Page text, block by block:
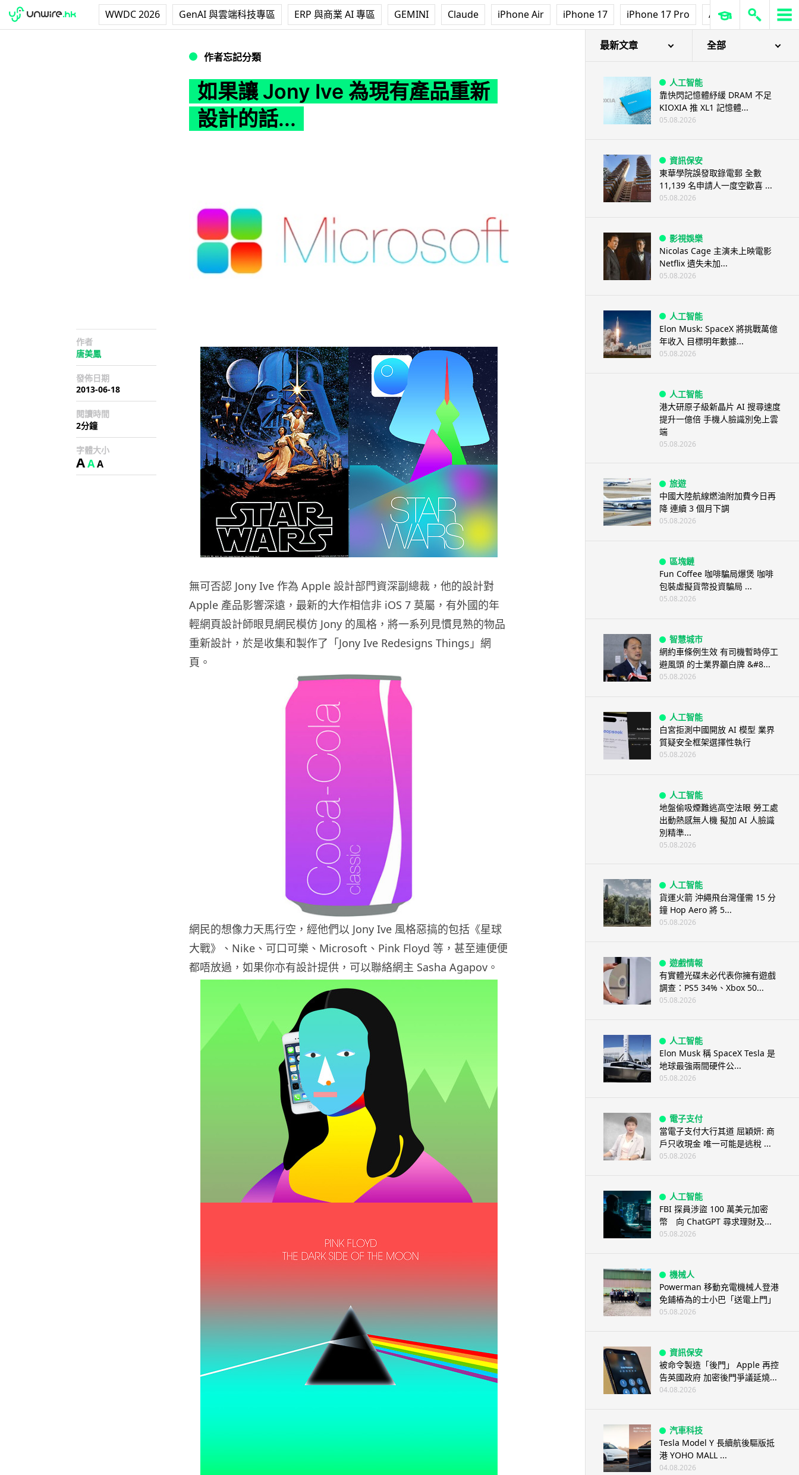
WWDC 2026 GenAI 與雲端科技專區 ERP 與商業 AI 專區 GEMINI Claude iPhone Air iPhone 17 iPhone 17 Pro AirPods Pro 3
作者忘記分類
如果讓 Jony Ive 為現有產品重新
設計的話...
作者
唐美鳳
發佈日期
2013-06-18
閱讀時間
2分鐘
字體大小
AAA
無可否認 Jony Ive 作為 Apple 設計部門資深副總裁，他的設計對
Apple 產品影響深遠，最新的大作相信非 iOS 7 莫屬，有外國的年
輕網頁設計師眼見網民模仿 Jony 的風格，將一系列見慣見熟的物品
重新設計，於是收集和製作了「Jony Ive Redesigns Things」網
頁。
網民的想像力天馬行空，經他們以 Jony Ive 風格惡搞的包括《星球
大戰》、Nike、可口可樂、Microsoft、Pink Floyd 等，甚至連便便
都唔放過，如果你亦有設計提供，可以聯絡網主 Sasha Agapov。
最新文章 全部
人工智能
靠快閃記憶體紓緩 DRAM 不足
KIOXIA 推 XL1 記憶體...
05.08.2026
資訊保安
東華學院誤發取錄電郵 全數
11,139 名申請人一度空歡喜 ...
05.08.2026
影視娛樂
Nicolas Cage 主演未上映電影
Netflix 遺失未加...
05.08.2026
人工智能
Elon Musk: SpaceX 將挑戰萬億
年收入 目標明年數據...
05.08.2026
人工智能
港大研原子級新晶片 AI 搜尋速度
提升一億倍 手機人臉識別免上雲
端
05.08.2026
旅遊
中國大陸航線燃油附加費今日再
降 連續 3 個月下調
05.08.2026
區塊鏈
Fun Coffee 咖啡騙局爆煲 咖啡
包裝虛擬貨幣投資騙局 ...
05.08.2026
智慧城市
網約車條例生效 有司機暫時停工
避風頭 的士業界籲白牌 &#8...
05.08.2026
人工智能
白宮拒測中國開放 AI 模型 業界
質疑安全框架選擇性執行
05.08.2026
人工智能
地盤偷吸煙難逃高空法眼 勞工處
出動熱感無人機 擬加 AI 人臉識
別精準...
05.08.2026
人工智能
貨運火箭 沖繩飛台灣僅需 15 分
鐘 Hop Aero 將 5...
05.08.2026
遊戲情報
有實體光碟未必代表你擁有遊戲
調查：PS5 34%、Xbox 50...
05.08.2026
人工智能
Elon Musk 稱 SpaceX Tesla 是
地球最強兩間硬件公...
05.08.2026
電子支付
當電子支付大行其道 屈穎妍: 商
戶只收現金 唯一可能是逃稅 ...
05.08.2026
人工智能
FBI 探員涉盜 100 萬美元加密
幣 向 ChatGPT 尋求理財及...
05.08.2026
機械人
Powerman 移動充電機械人登港
免鋪樁為的士小巴「送電上門」
05.08.2026
資訊保安
被命令製造「後門」 Apple 再控
告英國政府 加密後門爭議延燒...
04.08.2026
汽車科技
Tesla Model Y 長續航後驅版抵
港 YOHO MALL ...
04.08.2026